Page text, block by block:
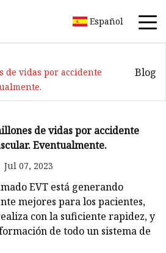
Español
de vidas por accidente
Blog
de vidas por accidente
Eventualmente.
Jul 07, 2023
EVT está generando
mejores para los pacientes,
con la suficiente rapidez, y
de todo un sistema de